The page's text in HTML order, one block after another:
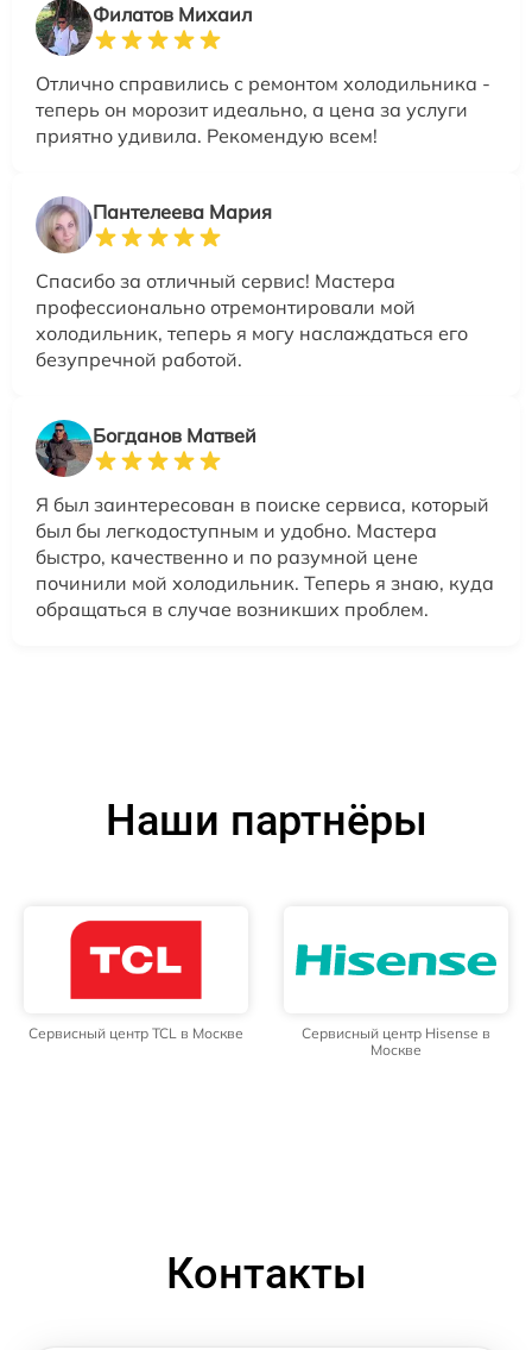
Филатов Михаил
Отлично справились с ремонтом холодильника -
теперь он морозит идеально, а цена за услуги
приятно удивила. Рекомендую всем!
Пантелеева Мария
Спасибо за отличный сервис! Мастера
профессионально отремонтировали мой
холодильник, теперь я могу наслаждаться его
безупречной работой.
Богданов Матвей
Я был заинтересован в поиске сервиса, который
был бы легкодоступным и удобно. Мастера
быстро, качественно и по разумной цене
починили мой холодильник. Теперь я знаю, куда
обращаться в случае возникших проблем.
Наши партнёры
Сервисный центр TCL в Москве
Сервисный центр Hisense в
Москве
Контакты